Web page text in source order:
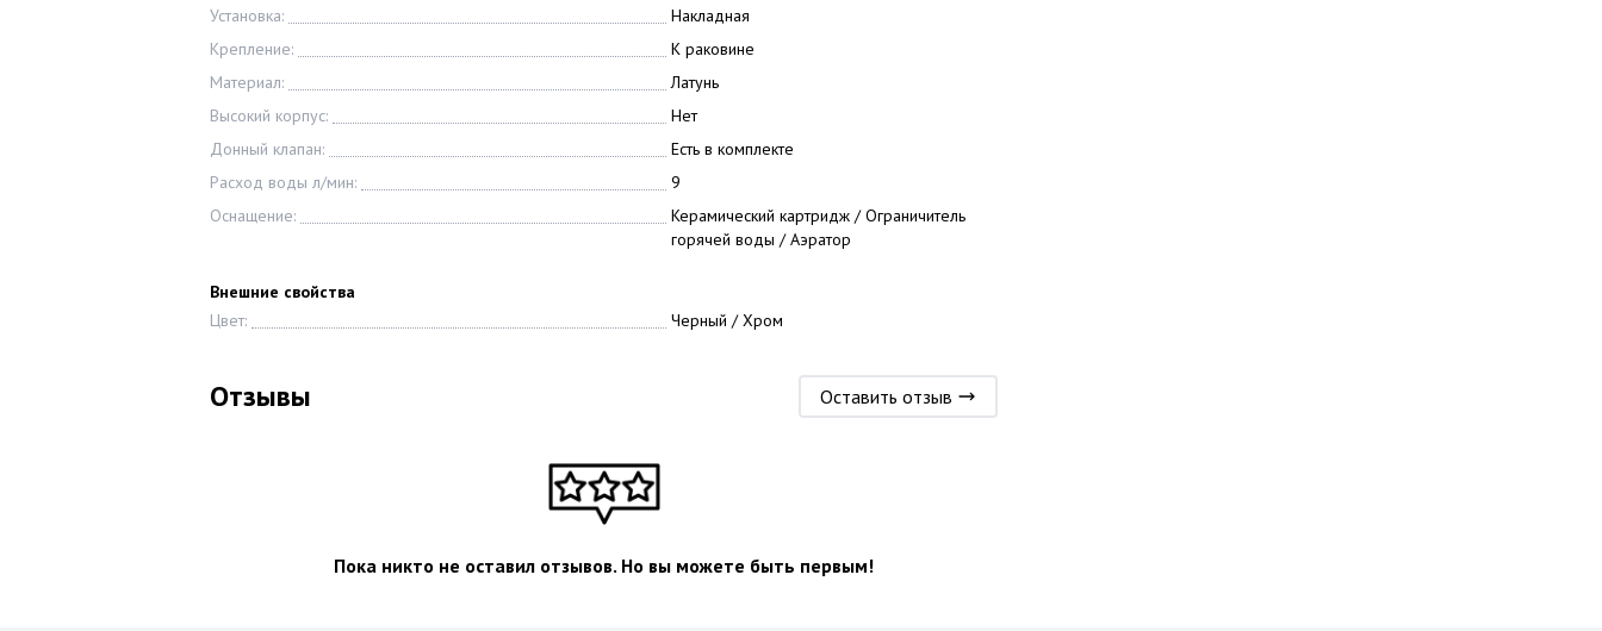
Установка:
Накладная
Крепление:
К раковине
Материал:
Латунь
Высокий корпус:
Нет
Донный клапан:
Есть в комплекте
Расход воды л/мин:
9
Оснащение:
Керамический картридж / Ограничитель
горячей воды / Аэратор
Внешние свойства
Цвет:
Черный / Хром
Отзывы Оставить отзыв
Пока никто не оставил отзывов. Но вы можете быть первым!